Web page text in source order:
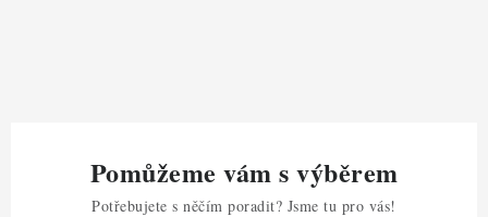
Pomůžeme vám s výběrem
Potřebujete s něčím poradit? Jsme tu pro vás!